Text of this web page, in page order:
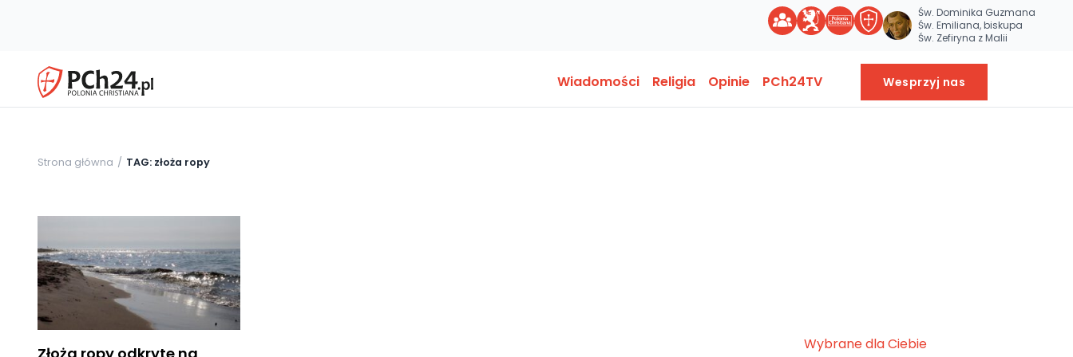
Św. Dominika Guzmana
Św. Emiliana, biskupa
Św. Zefiryna z Malii
Wiadomości Religia Opinie PCh24TV Wesprzyj nas
Strona główna TAG: złoża ropy
Wybrane dla Ciebie